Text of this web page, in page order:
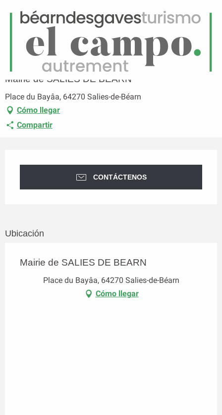
Menú
Página principal Mairie de SALIES DE BEARN
Mairie de SALIES DE BEARN
Place du Bayâa, 64270 Salies-de-Béarn
Cómo llegar
Compartir
CONTÁCTENOS
Ubicación
Mairie de SALIES DE BEARN
Place du Bayâa, 64270 Salies-de-Béarn
Cómo llegar